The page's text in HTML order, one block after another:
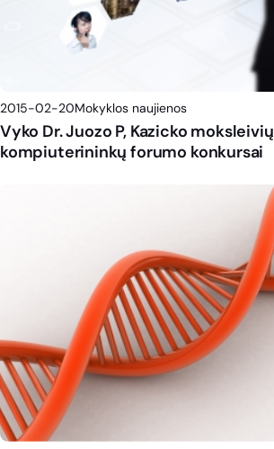
2015-02-20Mokyklos naujienos
Vyko Dr. Juozo P, Kazicko moksleivių
kompiuterininkų forumo konkursai